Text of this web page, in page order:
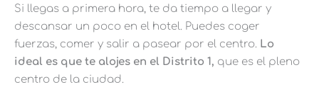
Si llegas a primera hora, te da tiempo a llegar y
descansar un poco en el hotel. Puedes coger
fuerzas, comer y salir a pasear por el centro. Lo
ideal es que te alojes en el Distrito 1, que es el pleno
centro de la ciudad.